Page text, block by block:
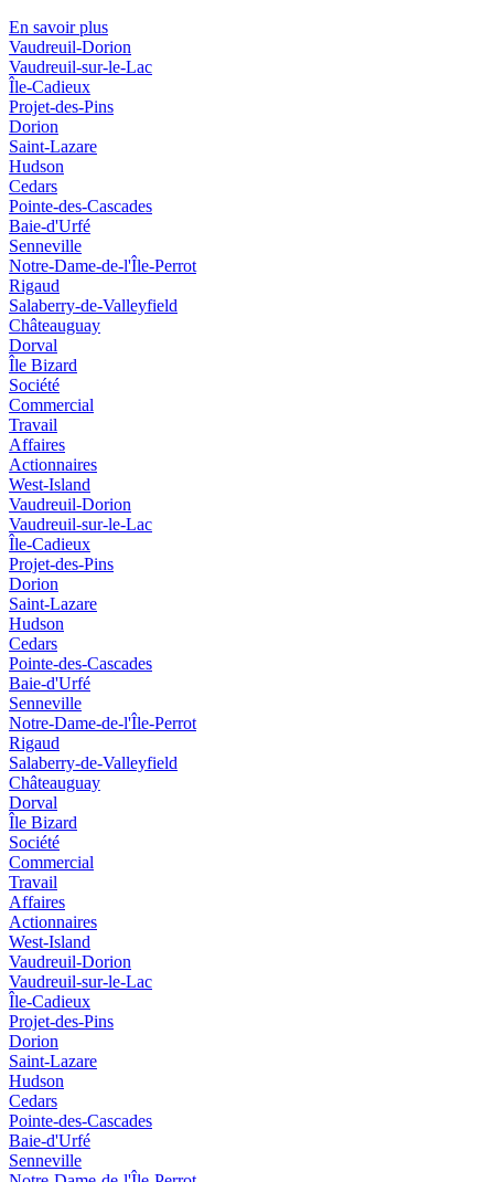
En savoir plus
Vaudreuil-Dorion
Vaudreuil-sur-le-Lac
Île-Cadieux
Projet-des-Pins
Dorion
Saint-Lazare
Hudson
Cedars
Pointe-des-Cascades
Baie-d'Urfé
Senneville
Notre-Dame-de-l'Île-Perrot
Rigaud
Salaberry-de-Valleyfield
Châteauguay
Dorval
Île Bizard
Société
Commercial
Travail
Affaires
Actionnaires
West-Island
Vaudreuil-Dorion
Vaudreuil-sur-le-Lac
Île-Cadieux
Projet-des-Pins
Dorion
Saint-Lazare
Hudson
Cedars
Pointe-des-Cascades
Baie-d'Urfé
Senneville
Notre-Dame-de-l'Île-Perrot
Rigaud
Salaberry-de-Valleyfield
Châteauguay
Dorval
Île Bizard
Société
Commercial
Travail
Affaires
Actionnaires
West-Island
Vaudreuil-Dorion
Vaudreuil-sur-le-Lac
Île-Cadieux
Projet-des-Pins
Dorion
Saint-Lazare
Hudson
Cedars
Pointe-des-Cascades
Baie-d'Urfé
Senneville